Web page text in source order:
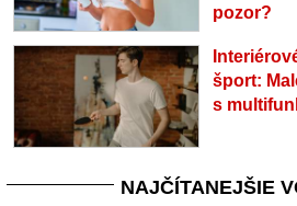
pozor?
šport:
s
NAJČÍTANEJŠIE